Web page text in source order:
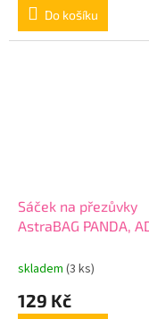
Do košíku
Sáček na přezůvky
AstraBAG PANDA,
skladem (3 ks)
129 Kč